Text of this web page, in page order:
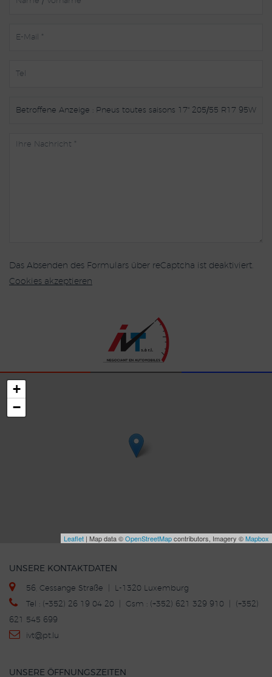
Das Absenden des Formulars über reCaptcha ist deaktiviert.
Cookies akzeptieren
+
−
Leaflet | Map data ©OpenStreetMapcontributors, Imagery ©Mapbox
UNSERE KONTAKTDATEN
56, Cessange Straße | L-1320 Luxemburg
Tel : (+352) 26 19 04 20 | Gsm : (+352) 621 329 910 | (+352)
621 545 699
ivt@pt.lu
UNSERE ÖFFNUNGSZEITEN